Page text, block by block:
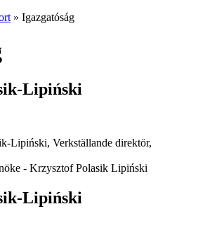
» Igazgatóság
Lipiński
- Krzysztof Polasik Lipiński
Lipiński